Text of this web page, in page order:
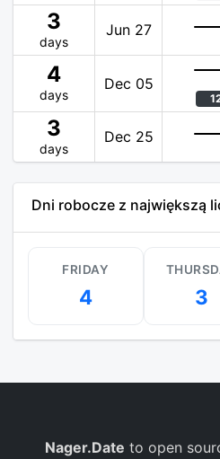
3
days
Jun 27
4
days
Dec 05
3
days
Dec 25
Dni robocze z największą
FRIDAY
4 3
Nager.Date to open